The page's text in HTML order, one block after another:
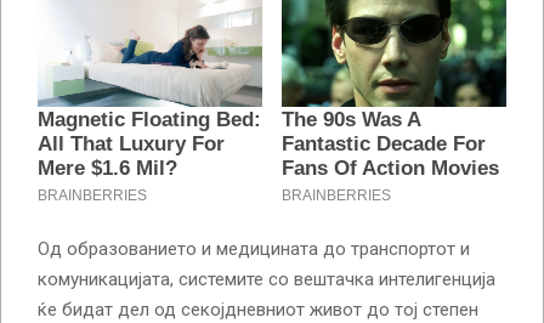
Од образованието и медицината до транспортот и
комуникацијата, системите со вештачка интелигенција
ќе бидат дел од секојдневниот живот до тој степен